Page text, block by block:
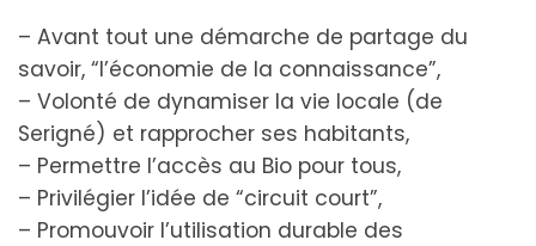
– Avant tout une démarche de partage du
savoir, “l’économie de la connaissance”,
– Volonté de dynamiser la vie locale (de
Serigné) et rapprocher ses habitants,
– Permettre l’accès au Bio pour tous,
– Privilégier l’idée de “circuit court”,
– Promouvoir l’utilisation durable des